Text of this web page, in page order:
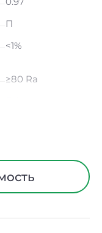
П
<1%
≥80 Ra